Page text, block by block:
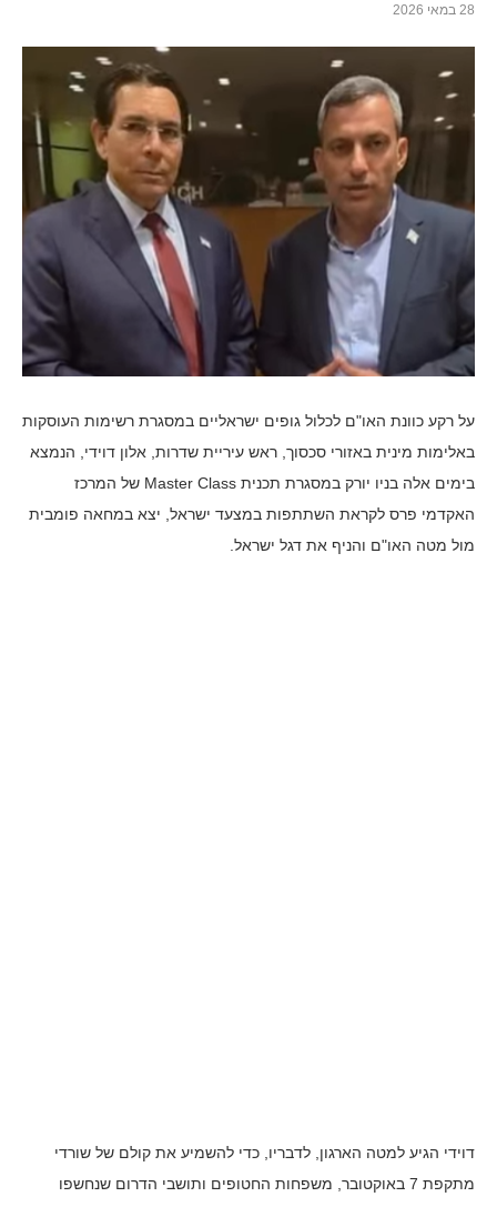
28 במאי 2026
על רקע כוונת האו"ם לכלול גופים ישראליים במסגרת רשימות העוסקות
באלימות מינית באזורי סכסוך, ראש עיריית שדרות, אלון דוידי, הנמצא
בימים אלה בניו יורק במסגרת תכנית Master Class של המרכז
האקדמי פרס לקראת השתתפות במצעד ישראל, יצא במחאה פומבית
מול מטה האו"ם והניף את דגל ישראל.
דוידי הגיע למטה הארגון, לדבריו, כדי להשמיע את קולם של שורדי
מתקפת 7 באוקטובר, משפחות החטופים ותושבי הדרום שנחשפו